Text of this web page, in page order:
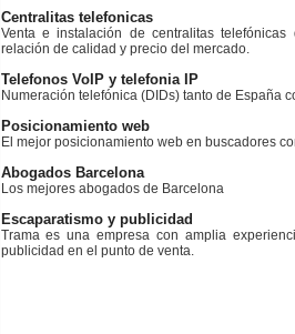
Centralitas telefonicas
Venta e instalación de centralitas
relación de calidad y precio del mercado.
Telefonos VoIP y telefonia IP
Numeración telefónica (DIDs) tanto de España
Posicionamiento web
El mejor posicionamiento web en buscadores
Abogados Barcelona
Los mejores abogados de Barcelona
Escaparatismo y publicidad
Trama es una empresa con amplia
publicidad en el punto de venta.